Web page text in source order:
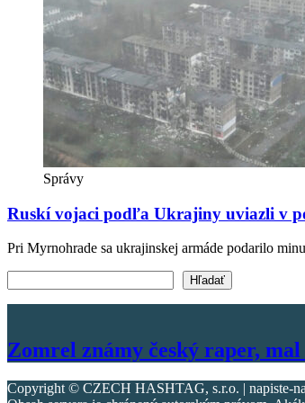
Správy
Ruskí vojaci podľa Ukrajiny uviazli v
Pri Myrnohrade sa ukrajinskej armáde podarilo
Hľadať
Zomrel známy český raper,
Copyright © CZECH HASHTAG, s.r.o. | napiste-